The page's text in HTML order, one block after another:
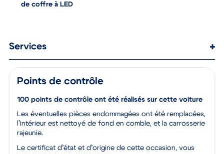
de coffre à LED
Services
Points de contrôle
100 points de contrôle ont été réalisés sur cette voiture
Les éventuelles pièces endommagées ont été remplacées,
l’intérieur est nettoyé de fond en comble, et la carrosserie
rajeunie.
Le certificat d’état et d’origine de cette occasion, vous